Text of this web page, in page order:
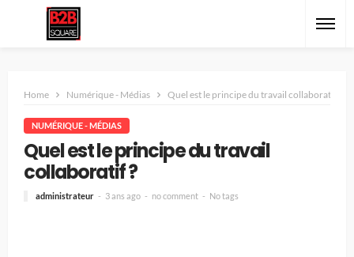
Home Numérique - Médias Quel est le principe du travail collaboratif ?
NUMÉRIQUE - MÉDIAS
Quel est le principe du travail
collaboratif ?
administrateur 3 ans ago no comment No tags